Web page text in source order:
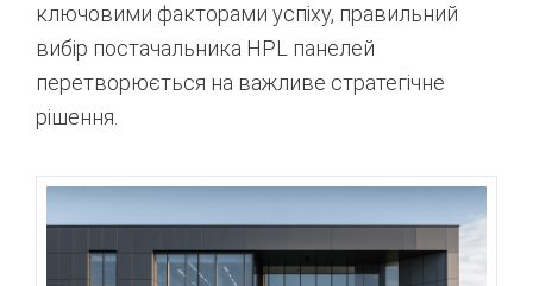
ключовими факторами успіху, правильний
вибір постачальника HPL панелей
перетворюється на важливе стратегічне
рішення.